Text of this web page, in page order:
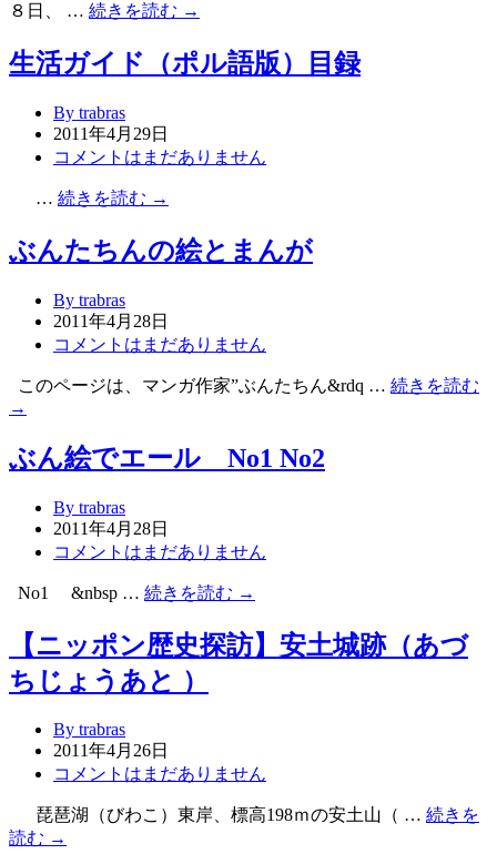
８日、 … 続きを読む →
生活ガイド（ポル語版）目録
By trabras
2011年4月29日
コメントはまだありません
… 続きを読む →
ぶんたちんの絵とまんが
By trabras
2011年4月28日
コメントはまだありません
このページは、マンガ作家”ぶんたちん&rdq … 続きを読む
→
ぶん絵でエール No1 No2
By trabras
2011年4月28日
コメントはまだありません
No1 &nbsp … 続きを読む →
【ニッポン歴史探訪】安土城跡（あづ
ちじょうあと ）
By trabras
2011年4月26日
コメントはまだありません
琵琶湖（びわこ）東岸、標高198ｍの安土山（ … 続きを
読む →